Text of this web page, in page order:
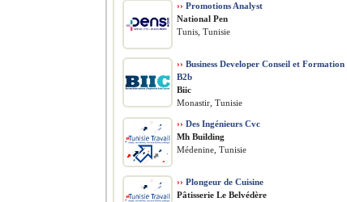
›› Promotions Analyst
National Pen
Tunis, Tunisie
›› Business Developer Conseil et Formation
B2b
Biic
Monastir, Tunisie
›› Des Ingénieurs Cvc
Mh Building
Médenine, Tunisie
›› Plongeur de Cuisine
Pâtisserie Le Belvédère